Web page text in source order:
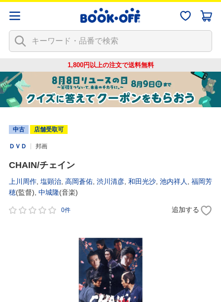
1,800円以上の注文で送料無料
中古 店舗受取可
ＤＶＤ 邦画
CHAIN/チェイン
上川周作 塩顕治 高岡蒼佑 渋川清彦 和田光沙 池内祥人
福岡芳
穂(監督), 中城隆(音楽)
0件 追加する